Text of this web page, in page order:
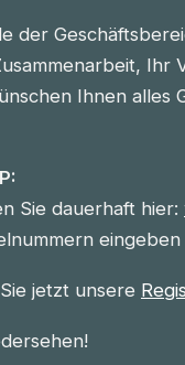
der
Ihnen alles
Sie dauerhaft hier:
jetzt unsere